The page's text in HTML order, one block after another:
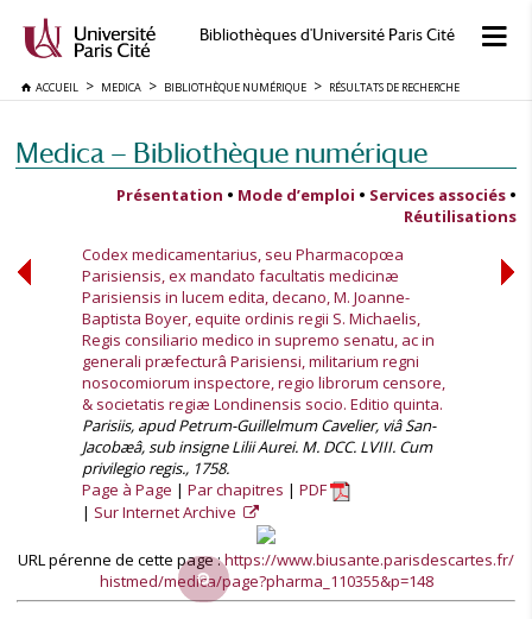
Bibliothèques d'Université Paris Cité
ACCUEIL MEDICA BIBLIOTHÈQUE NUMÉRIQUE RÉSULTATS DE RECHERCHE
Medica — Bibliothèque numérique
Présentation • Mode d’emploi • Services associés •
Réutilisations
Codex medicamentarius, seu Pharmacopœa
Parisiensis, ex mandato facultatis medicinæ
Parisiensis in lucem edita, decano, M. Joanne-
Baptista Boyer, equite ordinis regii S. Michaelis,
Regis consiliario medico in supremo senatu, ac in
generali præfecturâ Parisiensi, militarium regni
nosocomiorum inspectore, regio librorum censore,
& societatis regiæ Londinensis socio. Editio quinta.
Parisiis, apud Petrum-Guillelmum Cavelier, viâ San-
Jacobæâ, sub insigne Lilii Aurei. M. DCC. LVIII. Cum
privilegio regis., 1758.
Page à Page
Par chapitres
PDF
Sur Internet Archive
URL pérenne de cette page :https://www.biusante.parisdescartes.fr/
histmed/medica/page?pharma_110355&p=148